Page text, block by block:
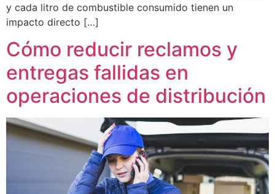
y cada litro de combustible consumido tienen un
impacto directo […]
Cómo reducir reclamos y
entregas fallidas en
operaciones de distribución